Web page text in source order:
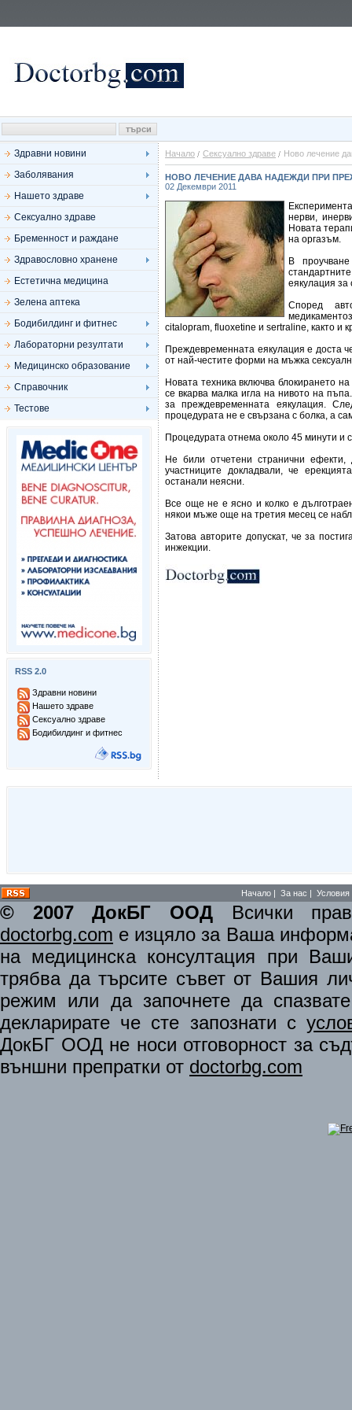
Здравни новини
Заболявания
Нашето здраве
Сексуално здраве
Бременност и раждане
Здравословно хранене
Естетична медицина
Зелена аптека
Бодибилдинг и фитнес
Лабораторни резултати
Медицинско образование
Справочник
Тестове
RSS 2.0
Здравни новини
Нашето здраве
Сексуално здраве
Бодибилдинг и фитнес
Начало Сексуално здраве Ново лечение
НОВО ЛЕЧЕНИЕ ДАВА НАДЕЖДИ ПРИ
02 Декември 2011
нерви,
Новата
на оргазъм.
В
еякулация за
Според
citalopram, fluoxetine и sertraline, както и
Преждевременната еякулация е доста
от най-честите форми на мъжка
Новата техника включва блокирането
се вкарва малка игла на нивото на
за преждевременната еякулация.
процедурата не е свързана с болка, а
Процедурата отнема около 45 минути и
Не били отчетени странични
участниците докладвали, че
останали неясни.
Все още не е ясно и колко е
някои мъже още на третия месец се
Затова авторите допускат, че за
инжекции.
Начало | За нас | Условия
© 2007 ДокБГ ООД Всички
doctorbg.com е изцяло за Ваша
на медицинска консултация при
трябва да търсите съвет от Вашия
режим или да започнете да
декларирате че сте запознати с
ДокБГ ООД не носи отговорност за
външни препратки от doctorbg.com